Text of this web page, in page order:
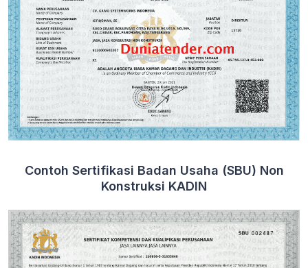
Contoh Sertifikasi Badan Usaha (SBU) Non
Konstruksi KADIN